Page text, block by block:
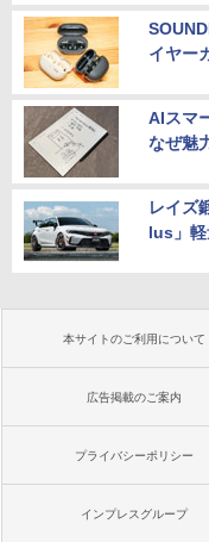
イヤー
AIスマ
なぜ魅
レイズ
lus」軽
本サイトのご利用について
広告掲載のご案内
プライバシーポリシー
インプレスグループ